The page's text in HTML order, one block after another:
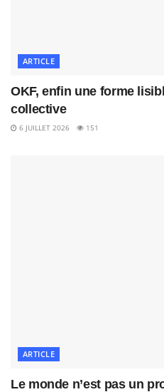
ARTICLE
OKF, enfin une forme
collective
6 JUILLET 2026 151
ARTICLE
Le monde n’est pas un